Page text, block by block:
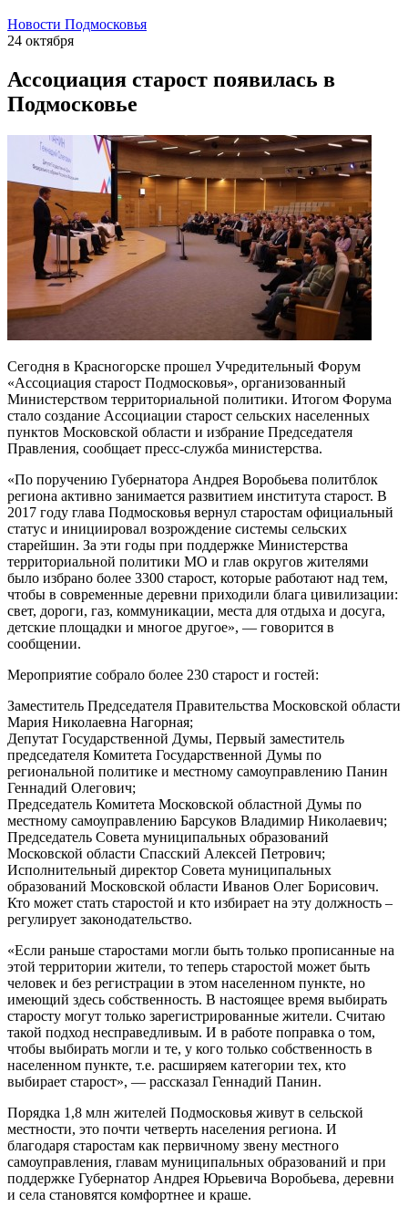
Новости Подмосковья
24 октября
Ассоциация старост появилась в
Подмосковье
Сегодня в Красногорске прошел Учредительный Форум
«Ассоциация старост Подмосковья», организованный
Министерством территориальной политики. Итогом Форума
стало создание Ассоциации старост сельских населенных
пунктов Московской области и избрание Председателя
Правления, сообщает пресс-служба министерства.
«По поручению Губернатора Андрея Воробьева политблок
региона активно занимается развитием института старост. В
2017 году глава Подмосковья вернул старостам официальный
статус и инициировал возрождение системы сельских
старейшин. За эти годы при поддержке Министерства
территориальной политики МО и глав округов жителями
было избрано более 3300 старост, которые работают над тем,
чтобы в современные деревни приходили блага цивилизации:
свет, дороги, газ, коммуникации, места для отдыха и досуга,
детские площадки и многое другое», — говорится в
сообщении.
Мероприятие собрало более 230 старост и гостей:
Заместитель Председателя Правительства Московской области
Мария Николаевна Нагорная;
Депутат Государственной Думы, Первый заместитель
председателя Комитета Государственной Думы по
региональной политике и местному самоуправлению Панин
Геннадий Олегович;
Председатель Комитета Московской областной Думы по
местному самоуправлению Барсуков Владимир Николаевич;
Председатель Совета муниципальных образований
Московской области Спасский Алексей Петрович;
Исполнительный директор Совета муниципальных
образований Московской области Иванов Олег Борисович.
Кто может стать старостой и кто избирает на эту должность –
регулирует законодательство.
«Если раньше старостами могли быть только прописанные на
этой территории жители, то теперь старостой может быть
человек и без регистрации в этом населенном пункте, но
имеющий здесь собственность. В настоящее время выбирать
старосту могут только зарегистрированные жители. Считаю
такой подход несправедливым. И в работе поправка о том,
чтобы выбирать могли и те, у кого только собственность в
населенном пункте, т.е. расширяем категории тех, кто
выбирает старост», — рассказал Геннадий Панин.
Порядка 1,8 млн жителей Подмосковья живут в сельской
местности, это почти четверть населения региона. И
благодаря старостам как первичному звену местного
самоуправления, главам муниципальных образований и при
поддержке Губернатор Андрея Юрьевича Воробьева, деревни
и села становятся комфортнее и краше.